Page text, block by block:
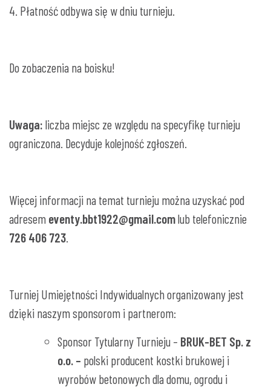
4. Płatność odbywa się w dniu turnieju.
Do zobaczenia na boisku!
Uwaga: liczba miejsc ze względu na specyfikę turnieju
ograniczona. Decyduje kolejność zgłoszeń.
Więcej informacji na temat turnieju można uzyskać pod
adresem eventy.bbt1922@gmail.comlub telefonicznie
726 406 723.
Turniej Umiejętności Indywidualnychorganizowany jest
dzięki naszym sponsorom i partnerom:
Sponsor Tytularny Turnieju – BRUK-BET Sp. z
o.o. – polski producent kostki brukowej i
wyrobów betonowych dla domu, ogrodu i